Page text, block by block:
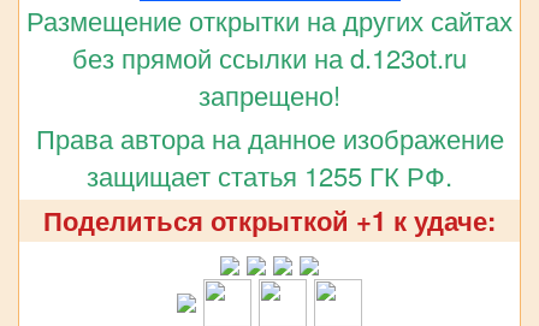
Размещение открытки на других сайтах
без прямой ссылки на d.123ot.ru
запрещено!
Права автора на данное изображение
защищает статья 1255 ГК РФ.
Поделиться открыткой +1 к удаче: